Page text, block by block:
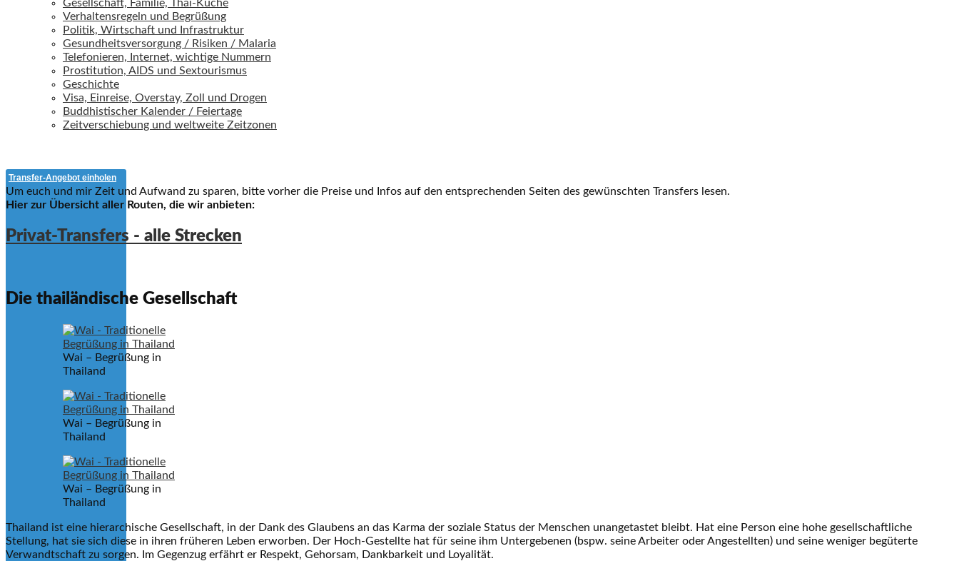
Gesellschaft, Familie, Thai-Küche
Verhaltensregeln und Begrüßung
Politik, Wirtschaft und Infrastruktur
Gesundheitsversorgung / Risiken / Malaria
Telefonieren, Internet, wichtige Nummern
Prostitution, AIDS und Sextourismus
Geschichte
Visa, Einreise, Overstay, Zoll und Drogen
Buddhistischer Kalender / Feiertage
Zeitverschiebung und weltweite Zeitzonen
Transfer-Angebot einholen
Um euch und mir Zeit und Aufwand zu sparen, bitte vorher die Preise und Infos auf den entsprechenden Seiten des gewünschten Transfers lesen.
Hier zur Übersicht aller Routen, die wir anbieten:
Privat-Transfers - alle Strecken
Die thailändische Gesellschaft
Wai – Begrüßung in
Thailand
Wai – Begrüßung in
Thailand
Wai – Begrüßung in
Thailand
Thailand ist eine hierarchische Gesellschaft, in der Dank des Glaubens an das Karma der soziale Status der Menschen unangetastet bleibt. Hat eine Person eine hohe gesellschaftliche
Stellung, hat sie sich diese in ihren früheren Leben erworben. Der Hoch-Gestellte hat für seine ihm Untergebenen (bspw. seine Arbeiter oder Angestellten) und seine weniger begüterte
Verwandtschaft zu sorgen. Im Gegenzug erfährt er Respekt, Gehorsam, Dankbarkeit und Loyalität.